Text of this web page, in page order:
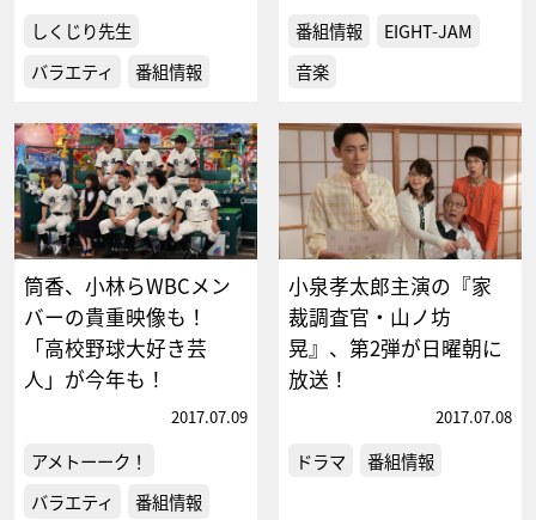
しくじり先生
バラエティ
番組情報
番組情報
EIGHT-JAM
音楽
筒香、小林らWBCメン
バーの貴重映像も！
「高校野球大好き芸
人」が今年も！
2017.07.09
アメトーーク！
バラエティ
番組情報
小泉孝太郎主演の『家
裁調査官・山ノ坊
晃』、第2弾が日曜朝に
放送！
2017.07.08
ドラマ 番組情報